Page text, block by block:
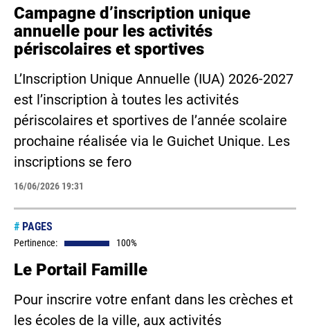
Campagne d’inscription unique
annuelle pour les activités
périscolaires et sportives
L’Inscription Unique Annuelle (IUA) 2026-2027
est l’inscription à toutes les activités
périscolaires et sportives de l’année scolaire
prochaine réalisée via le Guichet Unique. Les
inscriptions se fero
16/06/2026 19:31
# PAGES
Pertinence: 100%
Le Portail Famille
Pour inscrire votre enfant dans les crèches et
les écoles de la ville, aux activités